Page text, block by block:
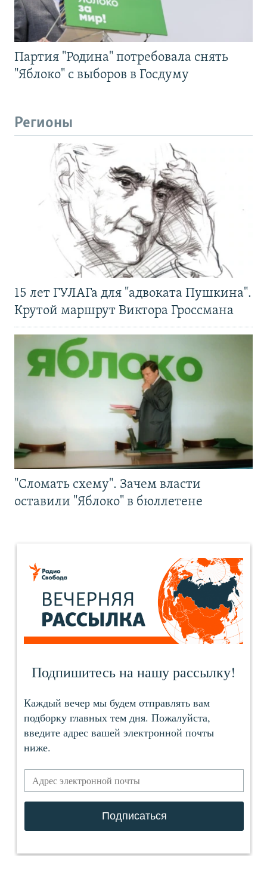
Партия "Родина" потребовала снять
"Яблоко" с выборов в Госдуму
Регионы
15 лет ГУЛАГа для "адвоката Пушкина".
Крутой маршрут Виктора Гроссмана
"Сломать схему". Зачем власти
оставили "Яблоко" в бюллетене